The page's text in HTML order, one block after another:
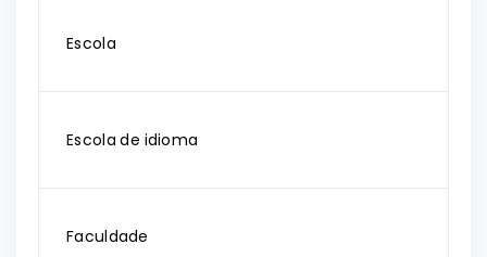
Escola
Escola de idioma
Faculdade